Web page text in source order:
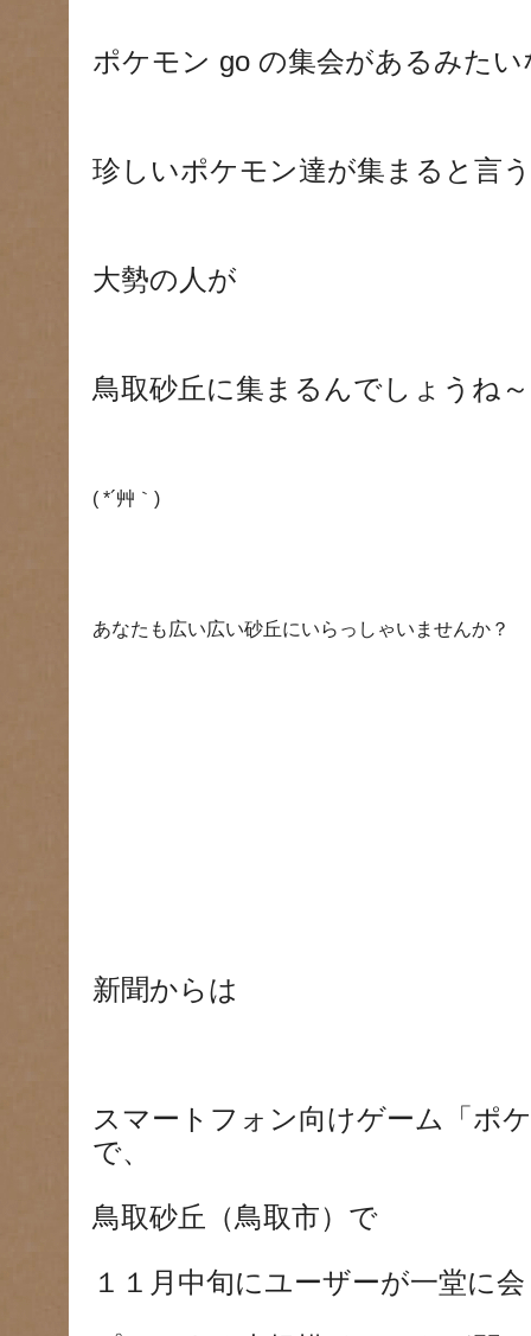
ポケモン go の集会があるみた
珍しいポケモン達が集まると言
大勢の人が
鳥取砂丘に集まるんでしょうね～
( *´艸｀ )
あなたも広い広い砂丘にいらっしゃいませんか？
新聞からは
スマートフォン向けゲーム「ポ
で、
鳥取砂丘（鳥取市）で
１１月中旬にユーザーが一堂に